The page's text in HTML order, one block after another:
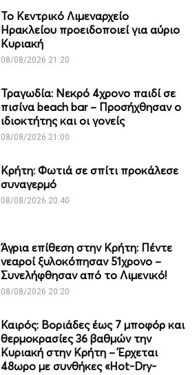
Το Κεντρικό Λιμεναρχείο
Ηρακλείου προειδοποιεί για αύριο
Κυριακή
08/08/2026 21:20
Τραγωδία: Νεκρό 4χρονο παιδί σε
πισίνα beach bar – Προσήχθησαν ο
ιδιοκτήτης και οι γονείς
08/08/2026 21:00
Κρήτη: Φωτιά σε σπίτι προκάλεσε
συναγερμό
08/08/2026 20:40
Άγρια επίθεση στην Κρήτη: Πέντε
νεαροί ξυλοκόπησαν 51χρονο –
Συνελήφθησαν από το Λιμενικό!
08/08/2026 20:20
Καιρός: Βοριάδες έως 7 μποφόρ και
θερμοκρασίες 36 βαθμών την
Κυριακή στην Κρήτη – Έρχεται
48ωρο με συνθήκες «Hot-Dry-